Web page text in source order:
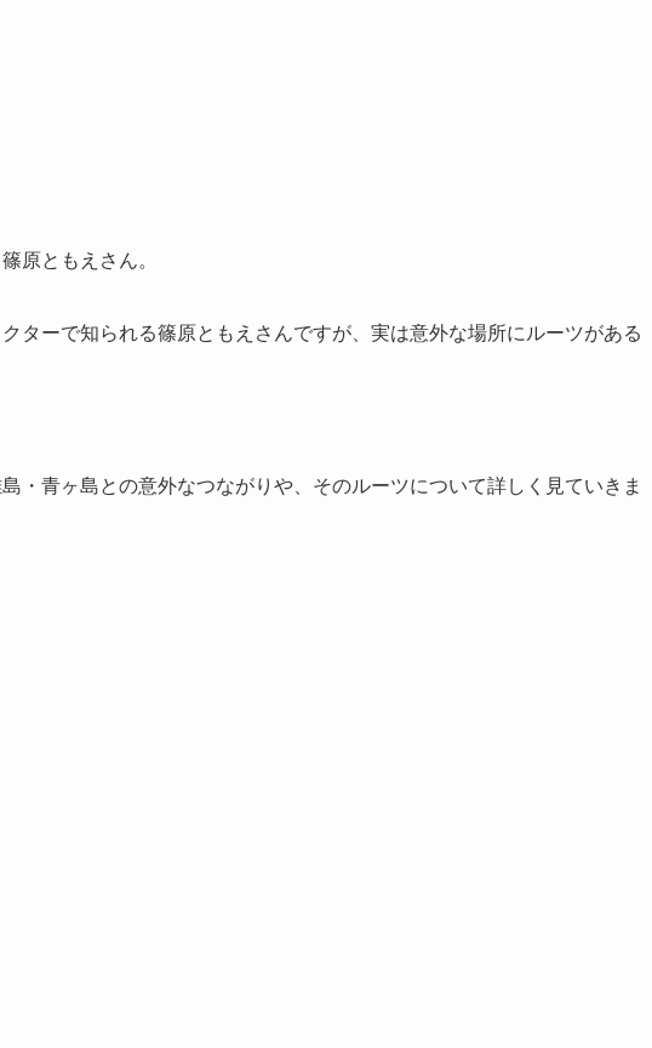
原ともえさん。
ターで知られる篠原ともえさんですが、実は意外な場所にルーツがある
・青ヶ島との意外なつながりや、そのルーツについて詳しく見ていきま